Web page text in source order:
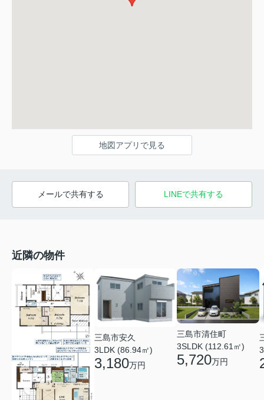
地図アプリで見る
メールで共有する LINEで共有する
近隣の物件
三島市安久
3LDK (86.94㎡)
3,180万円
三島市清住町
3SLDK (112.61㎡)
5,720万円